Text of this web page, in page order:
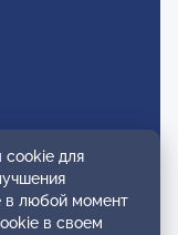
cookie для
в любой момент
в своем